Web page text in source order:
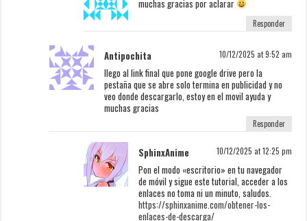
muchas gracias por aclarar
Responder
Antipochita 10/12/2025 at 9:52 am
llego al link final que pone google drive pero la
pestaña que se abre solo termina en publicidad y no
veo donde descargarlo, estoy en el movil ayuda y
muchas gracias
Responder
SphinxAnime 10/12/2025 at 12:25 pm
Pon el modo «escritorio» en tu navegador
de móvil y sigue este tutorial, acceder a los
enlaces no toma ni un minuto, saludos.
https://sphinxanime.com/obtener-los-
enlaces-de-descarga/